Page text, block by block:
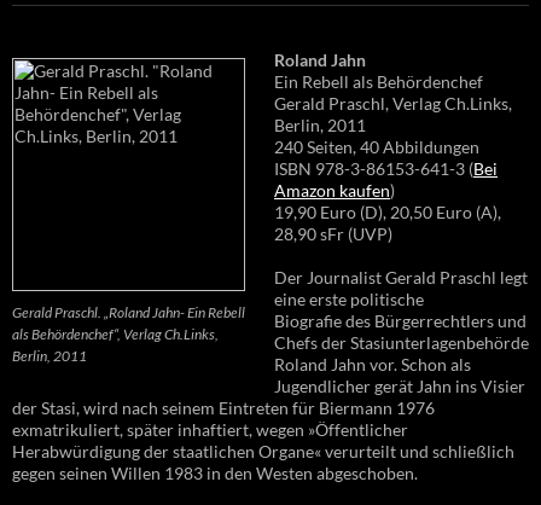
Gerald Praschl. „Roland Jahn- Ein Rebell
als Behördenchef“, Verlag Ch.Links,
Berlin, 2011
Roland Jahn
Ein Rebell als Behördenchef
Gerald Praschl, Verlag Ch.Links,
Berlin, 2011
240 Seiten, 40 Abbildungen
ISBN 978-3-86153-641-3 (Bei
Amazon kaufen)
19,90 Euro (D), 20,50 Euro (A),
28,90 sFr (UVP)
Der Journalist Gerald Praschl legt
eine erste politische
Biografie des Bürgerrechtlers und
Chefs der Stasiunterlagenbehörde
Roland Jahn vor. Schon als
Jugendlicher gerät Jahn ins Visier
der Stasi, wird nach seinem Eintreten für Biermann 1976
exmatrikuliert, später inhaftiert, wegen »Öffentlicher
Herabwürdigung der staatlichen Organe« verurteilt und schließlich
gegen seinen Willen 1983 in den Westen abgeschoben.